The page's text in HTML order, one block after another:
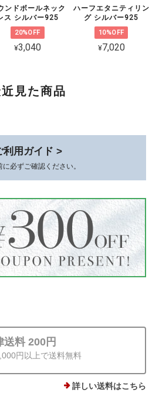
インピアス シルバー925
に入ってます。 着けていると褒めて貰え
いつもありがとうございます😊
から時間が経った今も、またこうし
声を届けていただけて、本当に嬉し
す。 身につけていて、褒めていた
ンをお届けできたことが何より励み
。 梱包についてもお言葉をいただ
ありがとうございます。これからも
にお届けしてまいります😊
miniピアス シルバー925
チーフ、とても可愛いです。まん丸では
ンドボールネック
ス シルバー925
20%OFF
¥3,040
ハーフエタニティリン
グ シルバー925
10%OFF
¥7,020
見た商品
利用ガイド >
に必ずご確認ください。
送料 200円
円以上で送料無料
詳しい送料はこちら